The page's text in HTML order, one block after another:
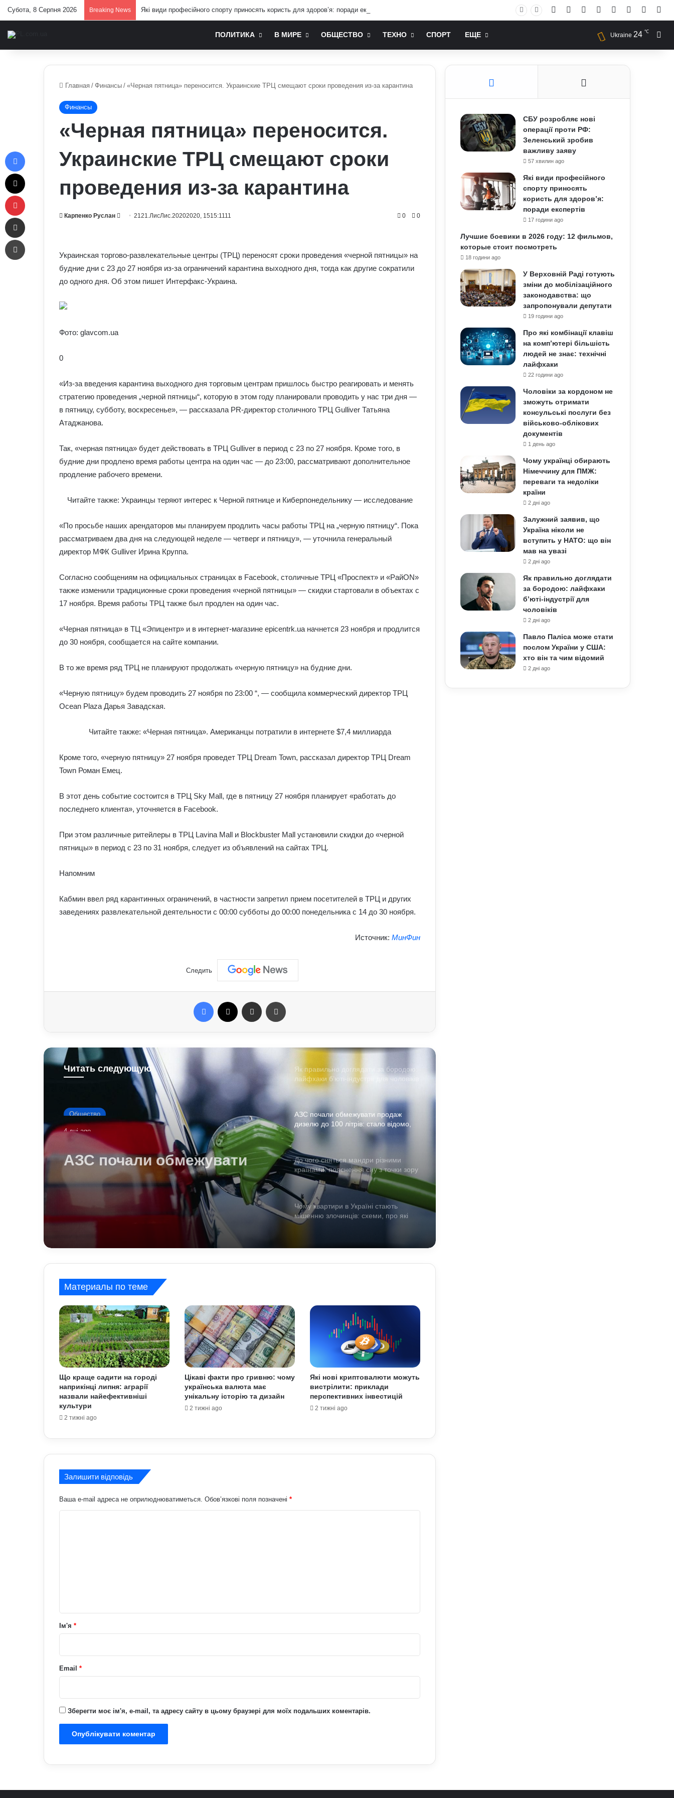
Субота, 8 Серпня 2026 Breaking News Які види професійного спорту приносять користь для здоров’я: поради експертів Facebook YouTubeInstagram
RSS Log In
ПОЛИТИКА В МИРЕ ОБЩЕСТВО ТЕХНО СПОРТ ЕЩЕ Ukraine 24 ℃
Главная / Финансы / «Черная пятница» переносится. Украинские ТРЦ смещают сроки проведения из-за карантина
Финансы
«Черная пятница» переносится.
Украинские ТРЦ смещают сроки
проведения из-за карантина
Карпенко Руслан
Send2121.ЛисЛис.20202020, 1515:1111 0 0
Украинская торгово-развлекательные центры (ТРЦ) переносят сроки проведения «черной пятницы» на
будние дни с 23 до 27 ноября из-за ограничений карантина выходного дня, тогда как другие сократили
до одного дня. Об этом пишет Интерфакс-Украина.
Фото: glavcom.ua
0
«Из-за введения карантина выходного дня торговым центрам пришлось быстро реагировать и менять
стратегию проведения „черной пятницы“, которую в этом году планировали проводить у нас три дня —
в пятницу, субботу, воскресенье», — рассказала PR-директор столичного ТРЦ Gulliver Татьяна
Атаджанова.
Так, «черная пятница» будет действовать в ТРЦ Gulliver в период с 23 по 27 ноября. Кроме того, в
будние дни продлено время работы центра на один час — до 23:00, рассматривают дополнительное
продление рабочего времени.
Читайте также: Украинцы теряют интерес к Черной пятнице и Киберпонедельнику — исследование
«По просьбе наших арендаторов мы планируем продлить часы работы ТРЦ на „черную пятницу“. Пока
рассматриваем два дня на следующей неделе — четверг и пятницу», — уточнила генеральный
директор МФК Gulliver Ирина Круппа.
Согласно сообщениям на официальных страницах в Facebook, столичные ТРЦ «Проспект» и «РайON»
также изменили традиционные сроки проведения «черной пятницы» — скидки стартовали в объектах с
17 ноября. Время работы ТРЦ также был продлен на один час.
«Черная пятница» в ТЦ «Эпицентр» и в интернет-магазине epicentrk.ua начнется 23 ноября и продлится
до 30 ноября, сообщается на сайте компании.
В то же время ряд ТРЦ не планируют продолжать «черную пятницу» на будние дни.
«Черную пятницу» будем проводить 27 ноября по 23:00 “, — сообщила коммерческий директор ТРЦ
Ocean Plaza Дарья Завадская.
Читайте также: «Черная пятница». Американцы потратили в интернете $7,4 миллиарда
Кроме того, «черную пятницу» 27 ноября проведет ТРЦ Dream Town, рассказал директор ТРЦ Dream
Town Роман Емец.
В этот день событие состоится в ТРЦ Sky Mall, где в пятницу 27 ноября планирует «работать до
последнего клиента», уточняется в Facebook.
При этом различные ритейлеры в ТРЦ Lavina Mall и Blockbuster Mall установили скидки до «черной
пятницы» в период с 23 по 31 ноября, следует из объявлений на сайтах ТРЦ.
Напомним
Кабмин ввел ряд карантинных ограничений, в частности запретил прием посетителей в ТРЦ и других
заведениях развлекательной деятельности с 00:00 субботы до 00:00 понедельника с 14 до 30 ноября.
Источник: МинФин
Следить
Facebook Отправить e-mail
Читать следующую
Общество
4 дні ago
АЗС почали обмежувати
продаж дизелю до 100
літрів: стало відомо, кого
стосується ліміт
Що означає число 00:01 на
Найкращі місця для відпочинку в
Україні наприкінці липня та на
постійній роботі за комп’ютером:
прості вправи та профілактика
прикладом: історії провалів та втрат
Як правильно доглядати за бородою:
лайфхаки б’юті-індустрії для чоловіків
АЗС почали обмежувати продаж
дизелю до 100 літрів: стало відомо,
До чого сняться мандри різними
країнами: пояснення сну з точки зору
психології
Чому квартири в Україні стають
мішенню злочинців: схеми, про які
варто знати
Україні наприкінці липня та на
початку серпня: поради для
подорожей
Як зберегти здоров’я хребта при
постійній роботі за комп’ютером:
прості вправи та профілактика
Які криптовалюти стали поганим
прикладом: історії провалів та втрат
інвесторів
призводять порушення під час роботи
психології
Материалы по теме
Що краще садити на городі
наприкінці липня: аграрії
назвали найефективніші
культури
2 тижні ago
Цікаві факти про гривню: чому
українська валюта має
унікальну історію та дизайн
2 тижні ago
Які нові криптовалюти можуть
вистрілити: приклади
перспективних інвестицій
2 тижні ago
Залишити відповідь
Ваша e-mail адреса не оприлюднюватиметься. Обов’язкові поля позначені *
рІм'я *
Email *
Зберегти моє ім'я, e-mail, та адресу сайту в цьому браузері для моїх подальших коментарів.
СБУ розробляє нові
операції проти РФ:
Зеленський зробив
важливу заяву
57 хвилин ago
Які види професійного
спорту приносять
користь для здоров’я:
поради експертів
17 години ago
Лучшие боевики в 2026 году: 12 фильмов,
которые стоит посмотреть
18 години ago
У Верховній Раді готують
зміни до мобілізаційного
законодавства: що
запропонували депутати
19 години ago
Про які комбінації клавіш
на комп’ютері більшість
людей не знає: технічні
лайфхаки
22 години ago
Чоловіки за кордоном не
зможуть отримати
консульські послуги без
військово-облікових
документів
1 день ago
Чому українці обирають
Німеччину для ПМЖ:
переваги та недоліки
країни
2 дні ago
Залужний заявив, що
Україна ніколи не
вступить у НАТО: що він
мав на увазі
2 дні ago
Як правильно доглядати
за бородою: лайфхаки
б’юті-індустрії для
чоловіків
2 дні ago
Павло Паліса може стати
послом України у США:
хто він та чим відомий
2 дні ago